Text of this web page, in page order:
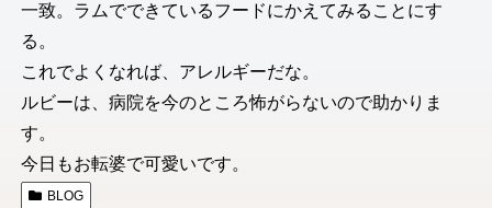
一致。ラムでできているフードにかえてみることにす
る。
これでよくなれば、アレルギーだな。
ルビーは、病院を今のところ怖がらないので助かりま
す。
今日もお転婆で可愛いです。
BLOG